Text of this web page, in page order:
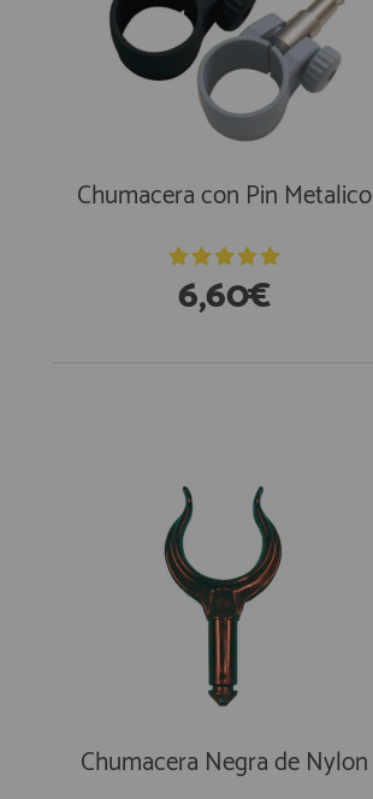
Chumacera con Pin Metalico
6,60€
Chumacera Negra de Nylon